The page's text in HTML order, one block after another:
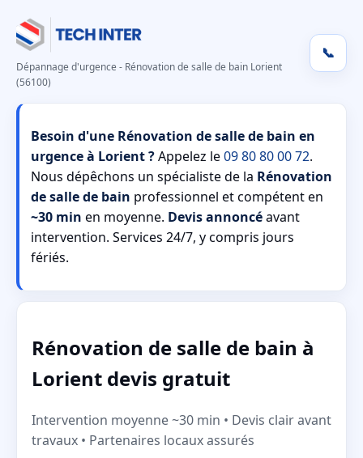
Dépannage d'urgence - Rénovation de salle de bain Lorient
(56100)
📞
Besoin d'une Rénovation de salle de bain en
urgence à Lorient ?Appelez le09 80 80 00 72.
Nous dépêchons un spécialiste de la Rénovation
de salle de bain professionnel et compétent en
~30 min en moyenne. Devis annoncéavant
intervention. Services 24/7, y compris jours
fériés.
Rénovation de salle de bain à
Lorient devis gratuit
Intervention moyenne ~30 min • Devis clair avant
travaux • Partenaires locaux assurés